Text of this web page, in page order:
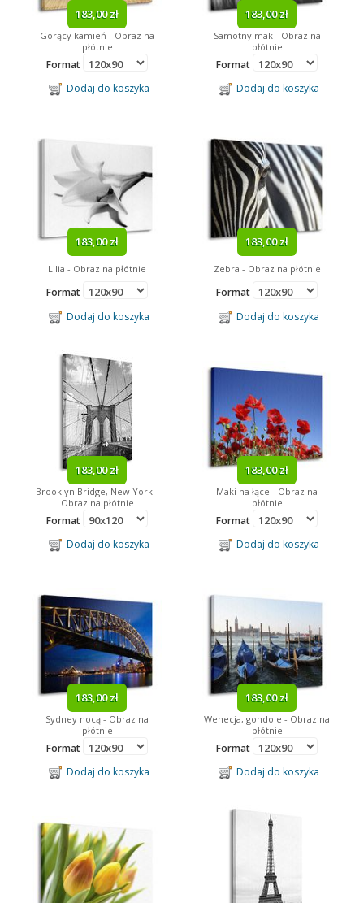
183,00 zł
Gorący kamień - Obraz na
płótnie
Format
Dodaj do koszyka
183,00 zł
Samotny mak - Obraz na
płótnie
Format
Dodaj do koszyka
183,00 zł
Lilia - Obraz na płótnie
Format
Dodaj do koszyka
183,00 zł
Zebra - Obraz na płótnie
Format
Dodaj do koszyka
183,00 zł
Brooklyn Bridge, New York -
Obraz na płótnie
Format
Dodaj do koszyka
183,00 zł
Maki na łące - Obraz na
płótnie
Format
Dodaj do koszyka
183,00 zł
Sydney nocą - Obraz na
płótnie
Format
Dodaj do koszyka
183,00 zł
Wenecja, gondole - Obraz na
płótnie
Format
Dodaj do koszyka